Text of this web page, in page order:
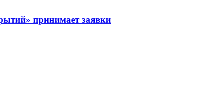
принимает заявки